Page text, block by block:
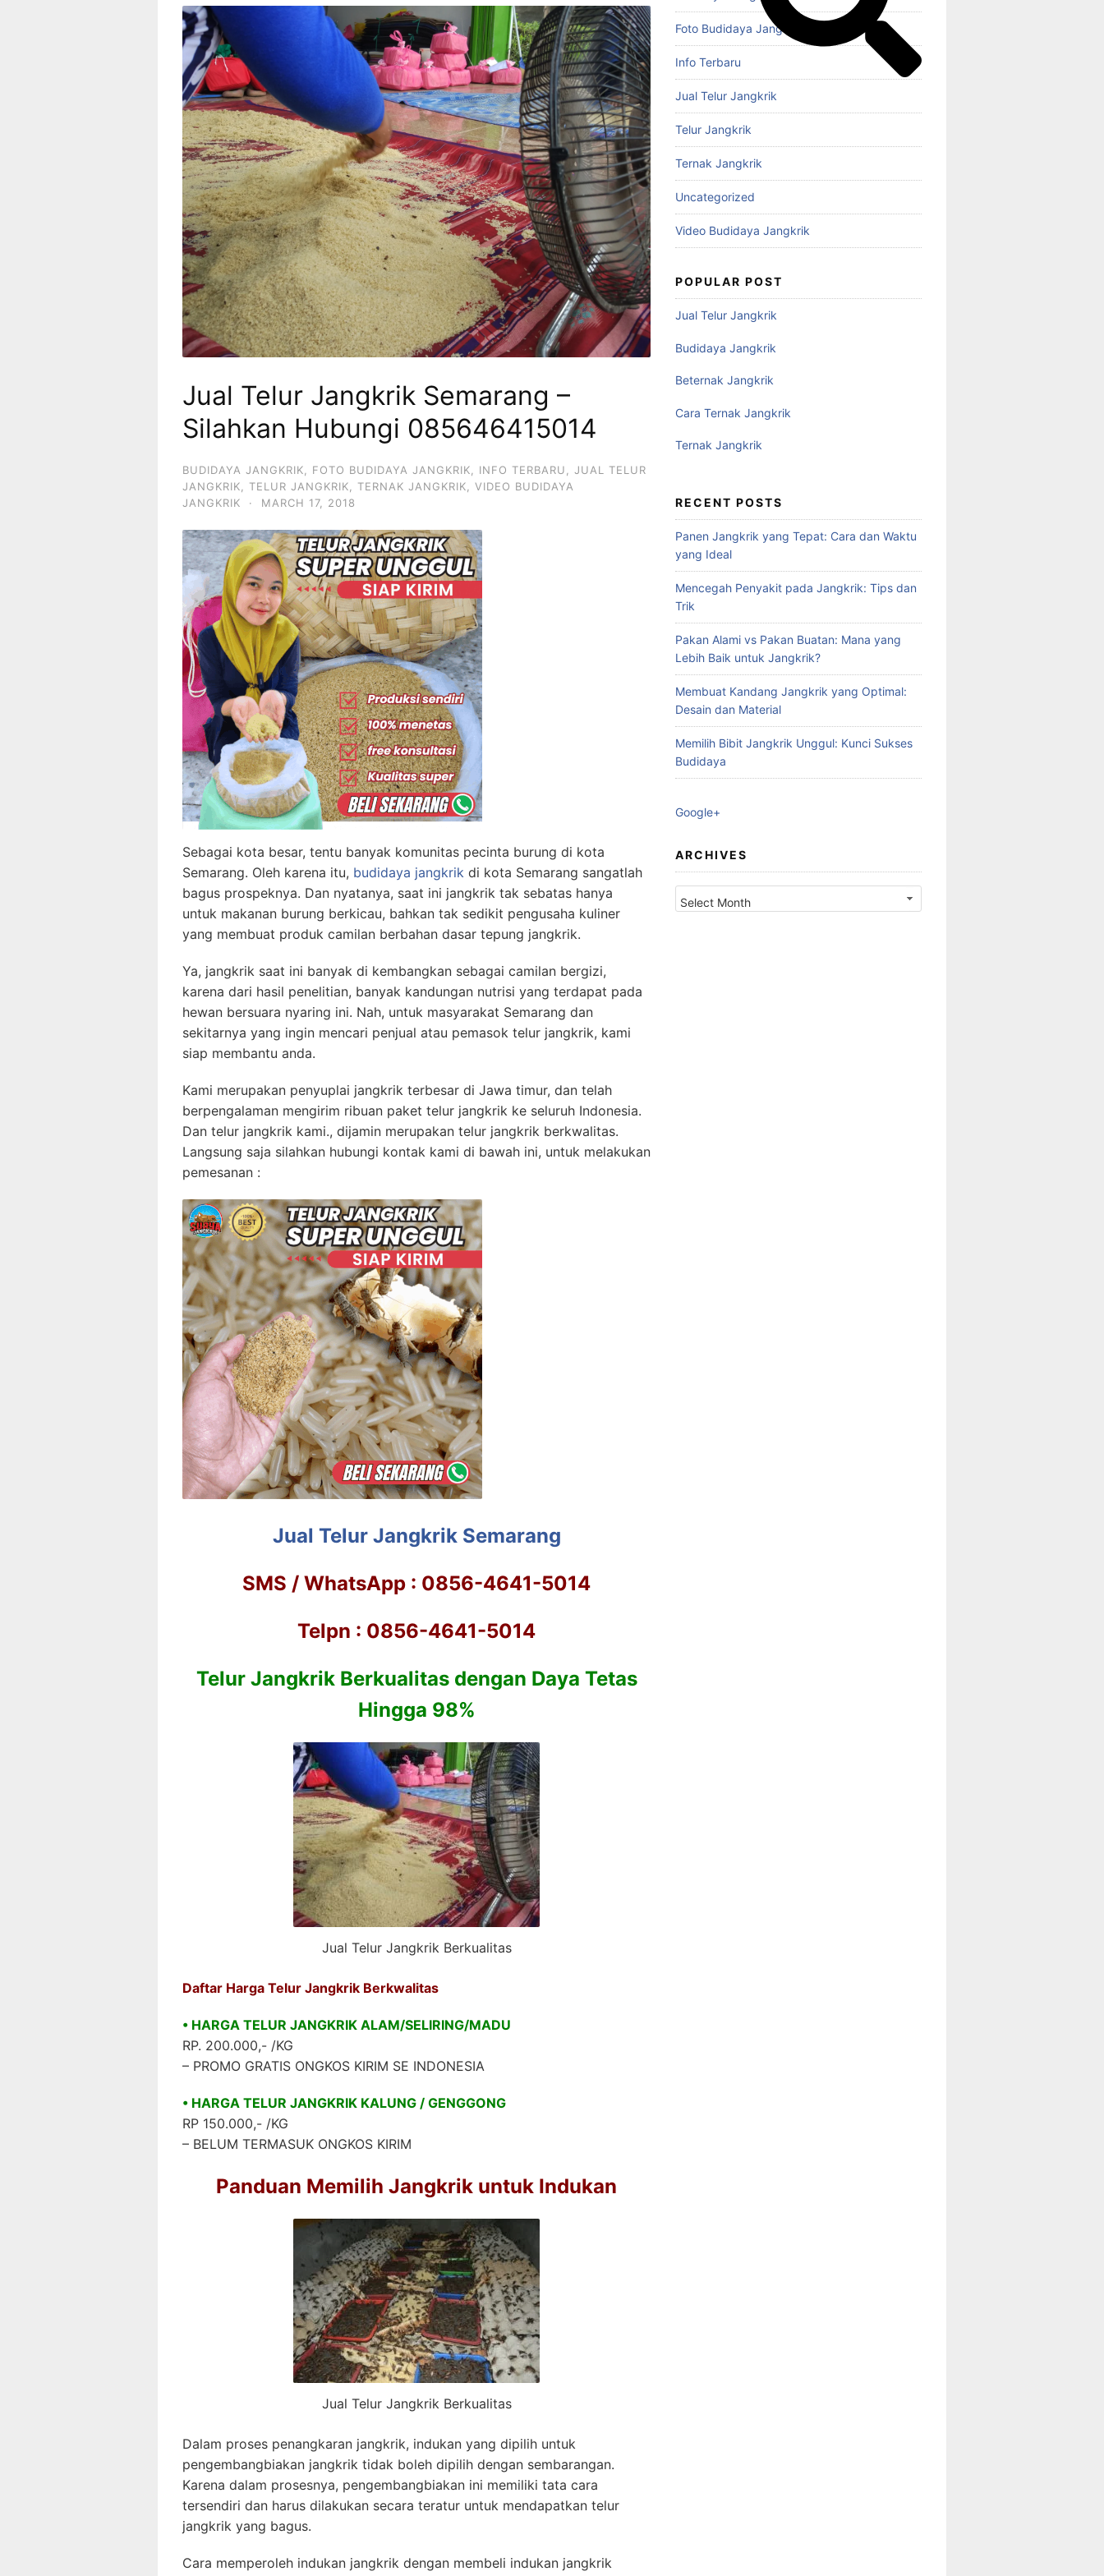
Jual Telur Jangkrik Semarang –
Silahkan Hubungi 085646415014
BUDIDAYA JANGKRIK FOTO BUDIDAYA JANGKRIK INFO TERBARU
JUAL TELUR
JANGKRIK
TELUR JANGKRIK TERNAK JANGKRIK
VIDEO BUDIDAYA
JANGKRIK
· MARCH 17, 2018
Sebagai kota besar, tentu banyak komunitas pecinta burung di kota
Semarang. Oleh karena itu, budidaya jangkrik di kota Semarang sangatlah
bagus prospeknya. Dan nyatanya, saat ini jangkrik tak sebatas hanya
untuk makanan burung berkicau, bahkan tak sedikit pengusaha kuliner
yang membuat produk camilan berbahan dasar tepung jangkrik.
Ya, jangkrik saat ini banyak di kembangkan sebagai camilan bergizi,
karena dari hasil penelitian, banyak kandungan nutrisi yang terdapat pada
hewan bersuara nyaring ini. Nah, untuk masyarakat Semarang dan
sekitarnya yang ingin mencari penjual atau pemasok telur jangkrik, kami
siap membantu anda.
Kami merupakan penyuplai jangkrik terbesar di Jawa timur, dan telah
berpengalaman mengirim ribuan paket telur jangkrik ke seluruh Indonesia.
Dan telur jangkrik kami., dijamin merupakan telur jangkrik berkwalitas.
Langsung saja silahkan hubungi kontak kami di bawah ini, untuk melakukan
pemesanan :
Jual Telur Jangkrik Semarang
SMS / WhatsApp : 0856-4641-5014
Telpn : 0856-4641-5014
Telur Jangkrik Berkualitas dengan Daya Tetas
Hingga 98%
Jual Telur Jangkrik Berkualitas
Daftar Harga Telur Jangkrik Berkwalitas
• HARGA TELUR JANGKRIK ALAM/SELIRING/MADU
RP. 200.000,- /KG
– PROMO GRATIS ONGKOS KIRIM SE INDONESIA
• HARGA TELUR JANGKRIK KALUNG / GENGGONG
RP 150.000,- /KG
– BELUM TERMASUK ONGKOS KIRIM
Panduan Memilih Jangkrik untuk Indukan
Jual Telur Jangkrik Berkualitas
Dalam proses penangkaran jangkrik, indukan yang dipilih untuk
pengembangbiakan jangkrik tidak boleh dipilih dengan sembarangan.
Karena dalam prosesnya, pengembangbiakan ini memiliki tata cara
tersendiri dan harus dilakukan secara teratur untuk mendapatkan telur
jangkrik yang bagus.
Cara memperoleh indukan jangkrik dengan membeli indukan jangkrik
Foto Budidaya Jangkrik
Info Terbaru
Jual Telur Jangkrik
Telur Jangkrik
Ternak Jangkrik
Uncategorized
Video Budidaya Jangkrik
POPULAR POST
Jual Telur Jangkrik
Budidaya Jangkrik
Beternak Jangkrik
Cara Ternak Jangkrik
Ternak Jangkrik
RECENT POSTS
Panen Jangkrik yang Tepat: Cara dan Waktu
yang Ideal
Mencegah Penyakit pada Jangkrik: Tips dan
Trik
Pakan Alami vs Pakan Buatan: Mana yang
Lebih Baik untuk Jangkrik?
Membuat Kandang Jangkrik yang Optimal:
Desain dan Material
Memilih Bibit Jangkrik Unggul: Kunci Sukses
Budidaya
Google+
ARCHIVES
Archives